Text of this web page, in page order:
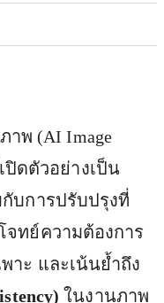
าพ (AI Image
ปิดตัวอย่างเป็น
บการปรับปรุงที่
ทย์ความต้องการ
าะ และเน้นย้ำถึง
ในงานภาพ